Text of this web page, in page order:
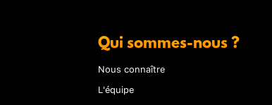
Qui sommes-nous ?
Nous connaître
L'équipe